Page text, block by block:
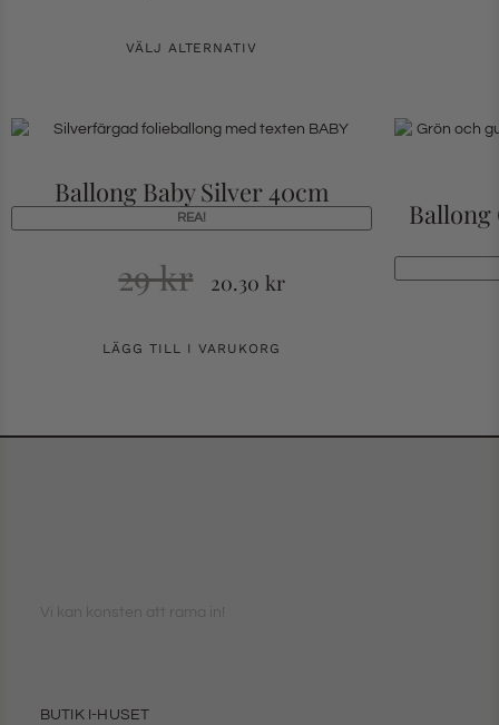
VÄLJ ALTERNATIV
Ballong Baby Silver 40cm
REA!
29kr 20.30 kr
LÄGG TILL I VARUKORG
Ballong
Vi kan konsten att rama in!
BUTIK I-HUSET